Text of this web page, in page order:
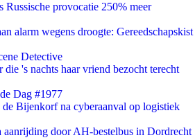
Russische provocatie 250% meer
alarm wegens droogte: Gereedschapskist
Detective
die 's nachts haar vriend bezocht terecht
Dag #1977
Bijenkorf na cyberaanval op logistiek
aanrijding door AH-bestelbus in Dordrecht